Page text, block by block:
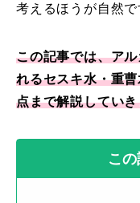
考えるほうが自然で
この記事では、ア
れるセスキ水・重
点まで解説してい
こ